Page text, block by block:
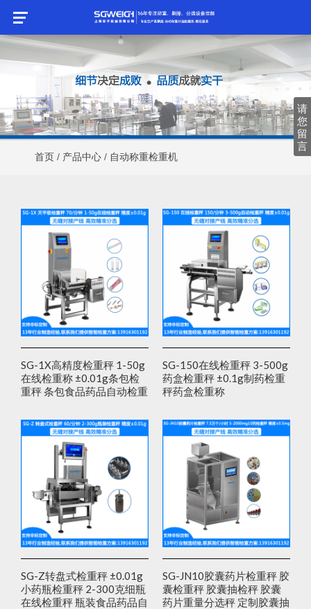
首页 / 产品中心 / 自动称重检重机
SG-1X高精度检重秤 1-50g
在线检重称 ±0.01g条包检
重秤 条包食品药品自动检重
SG-150在线检重秤 3-500g
药盒检重秤 ±0.1g制药检重
秤药盒检重称
SG-Z转盘式检重秤 ±0.01g
小药瓶检重秤 2-300克细瓶
在线检重秤 瓶装食品药品自
SG-JN10胶囊药片检重秤 胶
囊检重秤 胶囊抽检秤 胶囊
药片重量分选秤 定制胶囊抽
请
您
留
言
请
您
留
言